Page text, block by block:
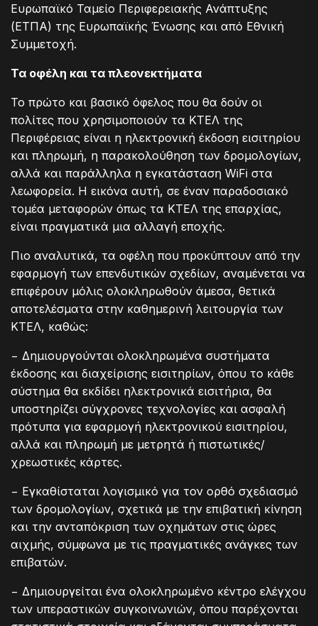
Ευρωπαϊκό Ταμείο Περιφερειακής Ανάπτυξης
(ΕΤΠΑ) της Ευρωπαϊκής Ένωσης και από Εθνική
Συμμετοχή.
Τα οφέλη και τα πλεονεκτήματα
Το πρώτο και βασικό όφελος που θα δούν οι
πολίτες που χρησιμοποιούν τα ΚΤΕΛ της
Περιφέρειας είναι η ηλεκτρονική έκδοση εισιτηρίου
και πληρωμή, η παρακολούθηση των δρομολογίων,
αλλά και παράλληλα η εγκατάσταση WiFi στα
λεωφορεία. Η εικόνα αυτή, σε έναν παραδοσιακό
τομέα μεταφορών όπως τα ΚΤΕΛ της επαρχίας,
είναι πραγματικά μια αλλαγή εποχής.
Πιο αναλυτικά, τα οφέλη που προκύπτουν από την
εφαρμογή των επενδυτικών σχεδίων, αναμένεται να
επιφέρουν μόλις ολοκληρωθούν άμεσα, θετικά
αποτελέσματα στην καθημερινή λειτουργία των
ΚΤΕΛ, καθώς:
− Δημιουργούνται ολοκληρωμένα συστήματα
έκδοσης και διαχείρισης εισιτηρίων, όπου το κάθε
σύστημα θα εκδίδει ηλεκτρονικά εισιτήρια, θα
υποστηρίζει σύγχρονες τεχνολογίες και ασφαλή
πρότυπα για εφαρμογή ηλεκτρονικού εισιτηρίου,
αλλά και πληρωμή με μετρητά ή πιστωτικές/
χρεωστικές κάρτες.
− Εγκαθίσταται λογισμικό για τον ορθό σχεδιασμό
των δρομολογίων, σχετικά με την επιβατική κίνηση
και την ανταπόκριση των οχημάτων στις ώρες
αιχμής, σύμφωνα με τις πραγματικές ανάγκες των
επιβατών.
− Δημιουργείται ένα ολοκληρωμένο κέντρο ελέγχου
των υπεραστικών συγκοινωνιών, όπου παρέχονται